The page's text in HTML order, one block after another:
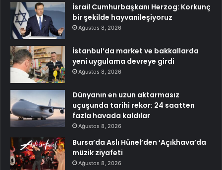
İsrail Cumhurbaşkanı Herzog: Korkunç
bir şekilde hayvanileşiyoruz
Ağustos 8, 2026
İstanbul’da market ve bakkallarda
yeni uygulama devreye girdi
Ağustos 8, 2026
Dünyanın en uzun aktarmasız
uçuşunda tarihi rekor: 24 saatten
fazla havada kaldılar
Ağustos 8, 2026
Bursa’da Aslı Hünel’den ‘Açıkhava’da
müzik ziyafeti
Ağustos 8, 2026